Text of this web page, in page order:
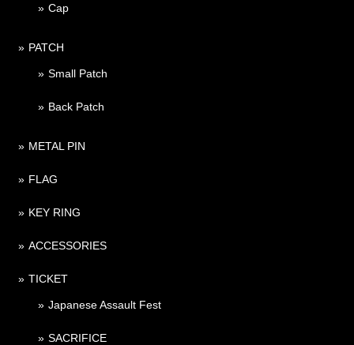
Cap
PATCH
Small Patch
Back Patch
METAL PIN
FLAG
KEY RING
ACCESSORIES
TICKET
Japanese Assault Fest
SACRIFICE